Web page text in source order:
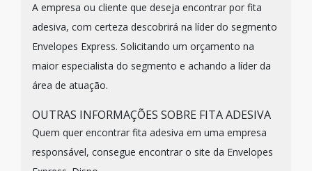
A empresa ou cliente que deseja encontrar por fita
adesiva, com certeza descobrirá na líder do segmento
Envelopes Express. Solicitando um orçamento na
maior especialista do segmento e achando a líder da
área de atuação.
OUTRAS INFORMAÇÕES SOBRE FITA ADESIVA
Quem quer encontrar fita adesiva em uma empresa
responsável, consegue encontrar o site da Envelopes